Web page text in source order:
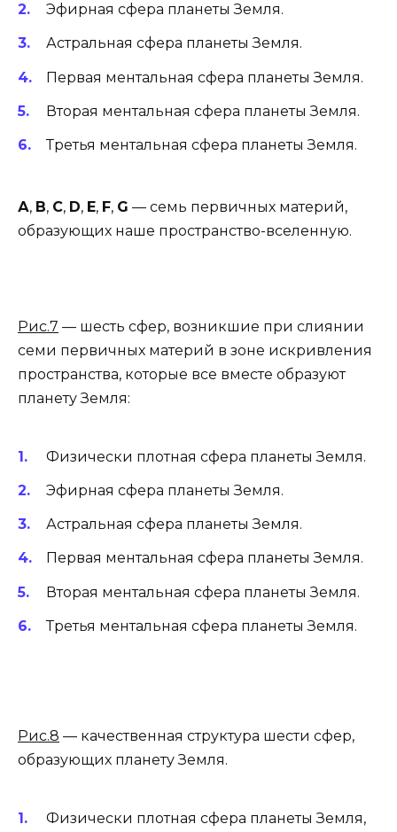
Эфирная сфера планеты Земля.
Астральная сфера планеты Земля.
Первая ментальная сфера планеты Земля.
Вторая ментальная сфера планеты Земля.
Третья ментальная сфера планеты Земля.
А, В, С, D, Е, F, G — семь первичных материй,
образующих наше пространство-вселенную.
Рис.7 — шесть сфер, возникшие при слиянии
семи первичных материй в зоне искривления
пространства, которые все вместе образуют
планету Земля:
Физически плотная сфера планеты Земля.
Эфирная сфера планеты Земля.
Астральная сфера планеты Земля.
Первая ментальная сфера планеты Земля.
Вторая ментальная сфера планеты Земля.
Третья ментальная сфера планеты Земля.
Рис.8 — качественная структура шести сфер,
образующих планету Земля.
Физически плотная сфера планеты Земля,